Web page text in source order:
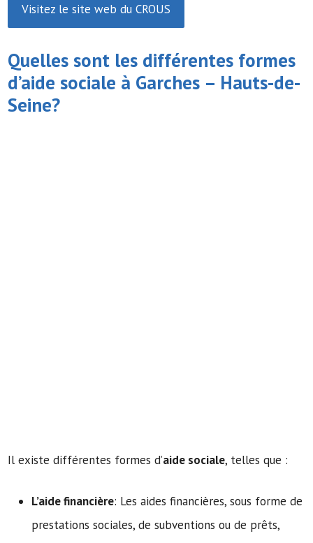
Visitez le site web du CROUS
Quelles sont les différentes formes
d’aide sociale à Garches – Hauts-de-
Seine?
Il existe différentes formes d’aide sociale, telles que :
L’aide financière: Les aides financières, sous forme de
prestations sociales, de subventions ou de prêts,